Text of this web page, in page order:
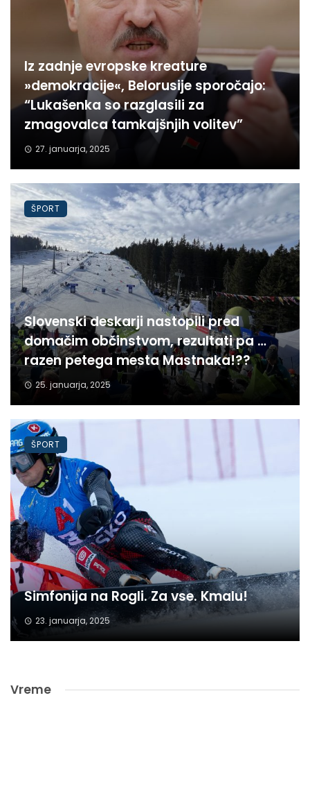
Iz zadnje evropske kreature
»demokracije«, Belorusije sporočajo:
“Lukašenka so razglasili za
zmagovalca tamkajšnjih volitev”
27. januarja, 2025
Slovenski deskarji nastopili pred
domačim občinstvom, rezultati pa …
razen petega mesta Mastnaka!??
25. januarja, 2025
ŠPORT
Simfonija na Rogli. Za vse. Kmalu!
23. januarja, 2025
ŠPORT
Vreme